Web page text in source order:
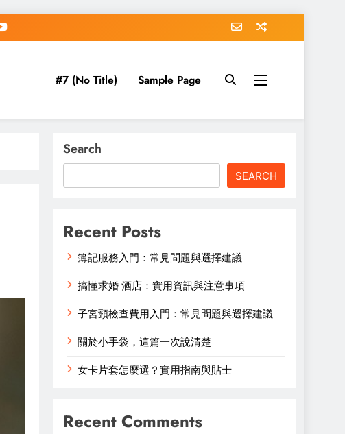
#7 (no Title) Sample Page
Search
SEARCH
Recent Posts
簿記服務入門：常見問題與選擇建議
搞懂求婚 酒店：實用資訊與注意事項
子宮頸檢查費用入門：常見問題與選擇建議
關於小手袋，這篇一次說清楚
女卡片套怎麼選？實用指南與貼士
Recent Comments